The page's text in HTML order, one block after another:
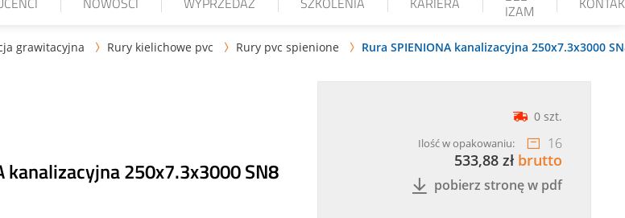
IZAM
grawitacyjna  Rury kielichowe pvc  Rury pvc spienione  Rura SPIENIONA kanalizacyjna 250x7.3x3000
kanalizacyjna 250x7.3x3000 SN8
0 szt.
Ilość w opakowaniu: 16
533,88 zł brutto
pobierz stronę w pdf